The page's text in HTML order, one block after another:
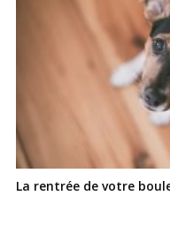
La rentrée de votre